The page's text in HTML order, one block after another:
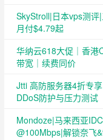
SkyStroll|日本vps测
月付$4.79起
华纳云618大促｜香港
带宽｜续费同价
Jtti 高防服务器4折专
DDoS防护与压力测试
Mondoze|马来西亚
@100Mbps|解锁奈飞